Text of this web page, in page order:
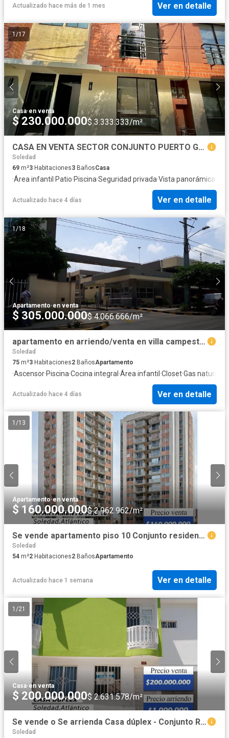
Actualizado hace más de 1 mes Ver en detalle
1 /17
Casa·en venta
$ 230.000.000$ 3.333.333/m²
CASA EN VENTA SECTOR CONJUNTO PUERTO GAITA SOLEDAD - ATLANTICO
Soledad
69 m²3 Habitaciones3 BañosCasa
·Área infantil ·Patio·Piscina·Seguridad privada·Vista panorámica
Actualizado hace 4 días Ver en detalle
1/18
Apartamento·en venta
$ 305.000.000$ 4.066.666/m²
apartamento en arriendo/venta en villa campestre. Cod V101596
Soledad
75 m²3 Habitaciones2 BañosApartamento
·Ascensor·Piscina·Cocina integral·Área infantil·Closet·Gas natural
Actualizado hace 4 días Ver en detalle
1 /13
Apartamento·en venta
$ 160.000.000$ 2.962.962/m²
Se vende apartamento piso 10 Conjunto residencial mas house
Soledad
54 m²2 Habitaciones2 BañosApartamento
Actualizado hace 1 semana Ver en detalle
1 /21
Casa·en venta
$ 200.000.000$ 2.631.578/m²
Se vende o Se arrienda Casa dúplex - Conjunto Residencial Villa Linda
Soledad